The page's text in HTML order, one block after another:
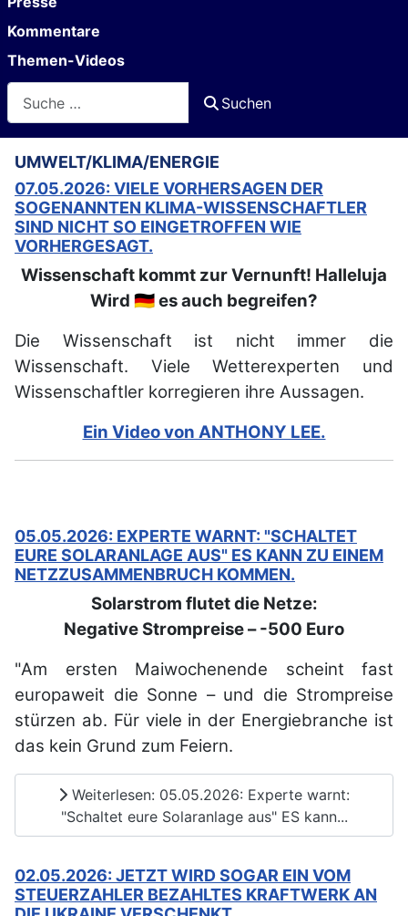
Kommentare
Themen-Videos
Suchen
UMWELT/KLIMA/ENERGIE
07.05.2026: VIELE VORHERSAGEN DER
SOGENANNTEN KLIMA-WISSENSCHAFTLER
SIND NICHT SO EINGETROFFEN WIE
VORHERGESAGT.
Wissenschaft kommt zur Vernunft! Halleluja
Wird 🇩🇪 es auch begreifen?
Die Wissenschaft ist nicht immer die
Wissenschaft. Viele Wetterexperten und
Wissenschaftler korregieren ihre Aussagen.
Ein Video von ANTHONY LEE.
05.05.2026: EXPERTE WARNT: "SCHALTET
EURE SOLARANLAGE AUS" ES KANN ZU EINEM
NETZZUSAMMENBRUCH KOMMEN.
Solarstrom flutet die Netze:
Negative Strompreise – -500 Euro
"Am ersten Maiwochenende scheint fast
europaweit die Sonne – und die Strompreise
stürzen ab. Für viele in der Energiebranche ist
das kein Grund zum Feiern.
Weiterlesen: 05.05.2026: Experte warnt:
"Schaltet eure Solaranlage aus" ES kann...
02.05.2026: JETZT WIRD SOGAR EIN VOM
STEUERZAHLER BEZAHLTES KRAFTWERK AN